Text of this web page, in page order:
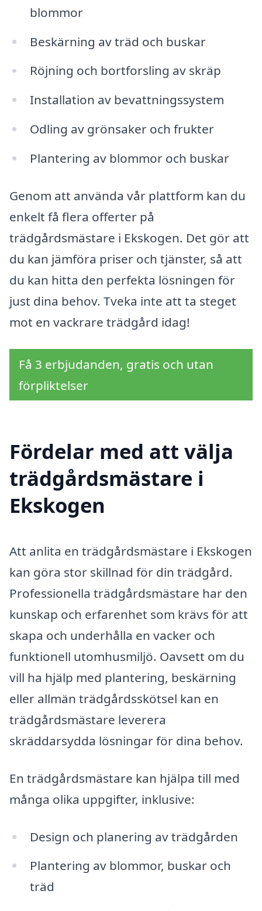
blommor
Beskärning av träd och buskar
Röjning och bortforsling av skräp
Installation av bevattningssystem
Odling av grönsaker och frukter
Plantering av blommor och buskar
Genom att använda vår plattform kan du
enkelt få flera offerter på
trädgårdsmästare i Ekskogen. Det gör att
du kan jämföra priser och tjänster, så att
du kan hitta den perfekta lösningen för
just dina behov. Tveka inte att ta steget
mot en vackrare trädgård idag!
Få 3 erbjudanden, gratis och utan
förpliktelser
Fördelar med att välja
trädgårdsmästare i
Ekskogen
Att anlita en trädgårdsmästare i Ekskogen
kan göra stor skillnad för din trädgård.
Professionella trädgårdsmästare har den
kunskap och erfarenhet som krävs för att
skapa och underhålla en vacker och
funktionell utomhusmiljö. Oavsett om du
vill ha hjälp med plantering, beskärning
eller allmän trädgårdsskötsel kan en
trädgårdsmästare leverera
skräddarsydda lösningar för dina behov.
En trädgårdsmästare kan hjälpa till med
många olika uppgifter, inklusive:
Design och planering av trädgården
Plantering av blommor, buskar och
träd